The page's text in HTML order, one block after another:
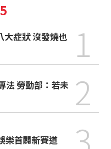
1
法 勞動部：若未 2
樂首闢新賽道 3